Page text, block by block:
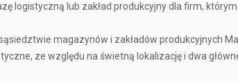
logistyczną lub zakład produkcyjny dla firm,
magazynów i zakładów produkcyjnych
ze względu na świetną lokalizację i dwa